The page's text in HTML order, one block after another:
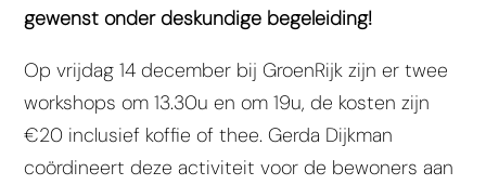
gewenst onder deskundige begeleiding!
Op vrijdag 14 december bij GroenRijk zijn er twee
workshops om 13.30u en om 19u, de kosten zijn
€20 inclusief koffie of thee. Gerda Dijkman
coördineert deze activiteit voor de bewoners aan